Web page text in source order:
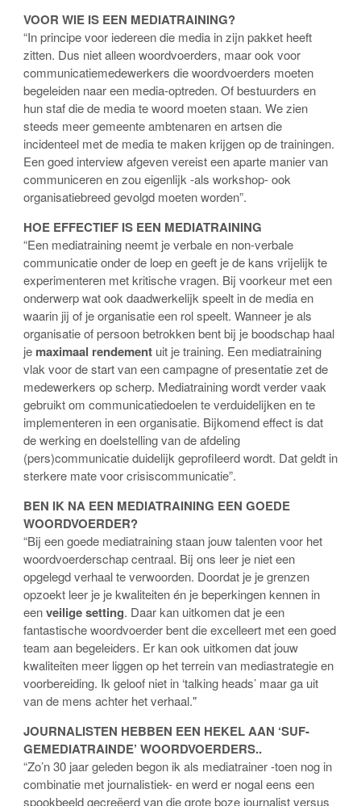
VOOR WIE IS EEN MEDIATRAINING?
“In principe voor iedereen die media in zijn pakket heeft
zitten. Dus niet alleen woordvoerders, maar ook voor
communicatiemedewerkers die woordvoerders moeten
begeleiden naar een media-optreden. Of bestuurders en
hun staf die de media te woord moeten staan. We zien
steeds meer gemeente ambtenaren en artsen die
incidenteel met de media te maken krijgen op de trainingen.
Een goed interview afgeven vereist een aparte manier van
communiceren en zou eigenlijk -als workshop- ook
organisatiebreed gevolgd moeten worden”.
HOE EFFECTIEF IS EEN MEDIATRAINING
“Een mediatraining neemt je verbale en non-verbale
communicatie onder de loep en geeft je de kans vrijelijk te
experimenteren met kritische vragen. Bij voorkeur met een
onderwerp wat ook daadwerkelijk speelt in de media en
waarin jij of je organisatie een rol speelt. Wanneer je als
organisatie of persoon betrokken bent bij je boodschap haal
je maximaal rendement uit je training. Een mediatraining
vlak voor de start van een campagne of presentatie zet de
medewerkers op scherp. Mediatraining wordt verder vaak
gebruikt om communicatiedoelen te verduidelijken en te
implementeren in een organisatie. Bijkomend effect is dat
de werking en doelstelling van de afdeling
(pers)communicatie duidelijk geprofileerd wordt. Dat geldt in
sterkere mate voor crisiscommunicatie”.
BEN IK NA EEN MEDIATRAINING EEN GOEDE
WOORDVOERDER?
“Bij een goede mediatraining staan jouw talenten voor het
woordvoerderschap centraal. Bij ons leer je niet een
opgelegd verhaal te verwoorden. Doordat je je grenzen
opzoekt leer je je kwaliteiten én je beperkingen kennen in
eenveilige setting. Daar kan uitkomen dat je een
fantastische woordvoerder bent die excelleert met een goed
team aan begeleiders. Er kan ook uitkomen dat jouw
kwaliteiten meer liggen op het terrein van mediastrategie en
voorbereiding. Ik geloof niet in ‘talking heads’ maar ga uit
van de mens achter het verhaal."
JOURNALISTEN HEBBEN EEN HEKEL AAN ‘SUF-
GEMEDIATRAINDE’ WOORDVOERDERS..
“Zo’n 30 jaar geleden begon ik als mediatrainer -toen nog in
combinatie met journalistiek- en werd er nogal eens een
spookbeeld gecreëerd van die grote boze journalist versus